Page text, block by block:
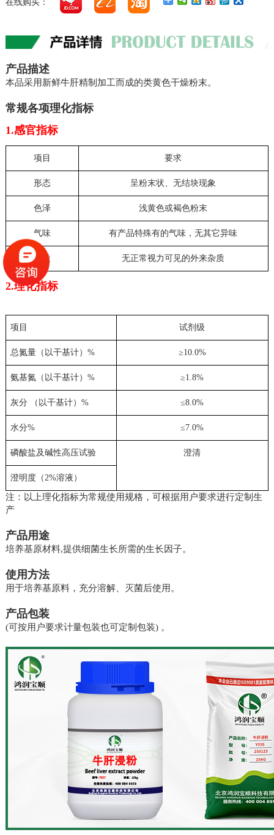
在线购买：
产品描述
本品采用新鲜牛肝精制加工而成的类黄色干燥粉末。
常规各项理化指标
1.感官指标
项目 要求
形态 呈粉末状、无结块现象
色泽 浅黄色或褐色粉末
气味 有产品特殊有的气味，无其它异味
杂质 无正常视力可见的外来杂质
2.理化指标
项目 试剂级
总氮量（以干基计）% ≥10.0%
氨基氮（以干基计）% ≥1.8%
灰分 （以干基计）% ≤8.0%
水分% ≤7.0%
磷酸盐及碱性高压试验 澄清
澄明度（2%溶液）
注：以上理化指标为常规使用规格，可根据用户要求进行定制生
产
产品用途
培养基原材料,提供细菌生长所需的生长因子。
使用方法
用于培养基原料，充分溶解、灭菌后使用。
产品包装
(可按用户要求计量包装也可定制包装) 。